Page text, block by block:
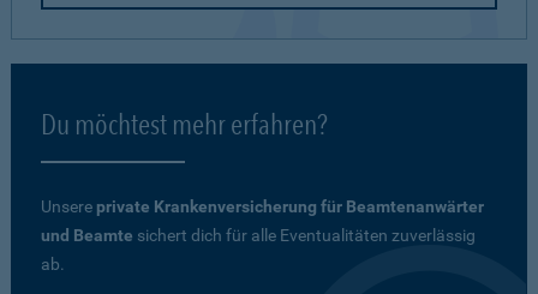
Du möchtest mehr erfahren?
Unsere private Krankenversicherung für Beamtenanwärter
und Beamte sichert dich für alle Eventualitäten zuverlässig
ab.